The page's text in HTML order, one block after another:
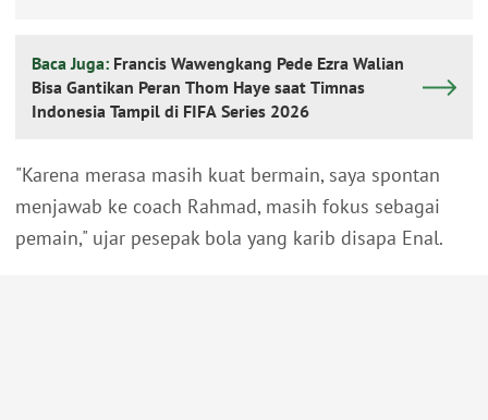
Baca Juga: Francis Wawengkang Pede Ezra Walian
Bisa Gantikan Peran Thom Haye saat Timnas
Indonesia Tampil di FIFA Series 2026
"Karena merasa masih kuat bermain, saya spontan
menjawab ke coach Rahmad, masih fokus sebagai
pemain," ujar pesepak bola yang karib disapa Enal.